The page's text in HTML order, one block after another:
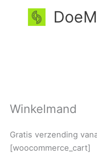
Winkelmand
Gratis verzending
[woocommerce_cart]